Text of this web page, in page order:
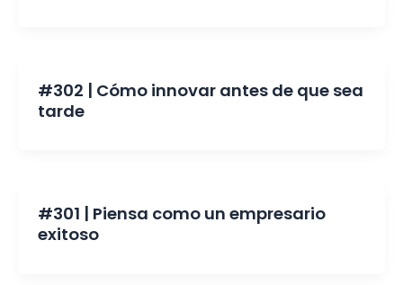
#302 | Cómo innovar antes de que sea
tarde
#301 | Piensa como un empresario
exitoso